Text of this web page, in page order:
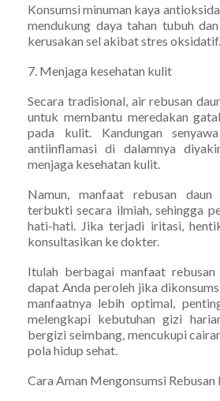
Konsumsi minuman kaya
mendukung daya tahan tubuh
kerusakan sel akibat stres oksidatif.
7. Menjaga kesehatan kulit
Secara tradisional, air rebusan
untuk membantu meredakan
pada kulit. Kandungan
antiinflamasi di dalamnya
menjaga kesehatan kulit.
Namun, manfaat rebusan
terbukti secara ilmiah, sehingga
hati-hati. Jika terjadi iritasi,
konsultasikan ke dokter.
Itulah berbagai manfaat rebusan
dapat Anda peroleh jika
manfaatnya lebih optimal,
melengkapi kebutuhan gizi
bergizi seimbang, mencukupi
pola hidup sehat.
Cara Aman Mengonsumsi Rebusan